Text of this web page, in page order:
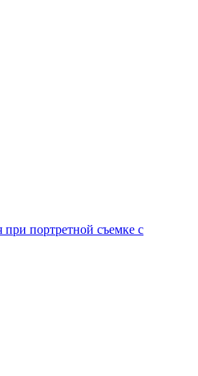
портретной съемке с